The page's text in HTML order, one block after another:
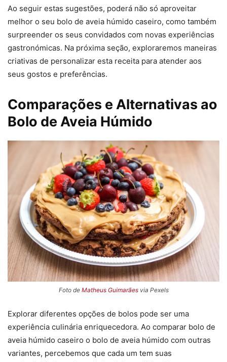
Ao seguir estas sugestões, poderá não só aproveitar
melhor o seu bolo de aveia húmido caseiro, como também
surpreender os seus convidados com novas experiências
gastronómicas. Na próxima seção, exploraremos maneiras
criativas de personalizar esta receita para atender aos
seus gostos e preferências.
Comparações e Alternativas ao
Bolo de Aveia Húmido
Foto de Matheus Guimarãesvia Pexels
Explorar diferentes opções de bolos pode ser uma
experiência culinária enriquecedora. Ao comparar bolo de
aveia húmido caseiro o bolo de aveia húmido com outras
variantes, percebemos que cada um tem suas